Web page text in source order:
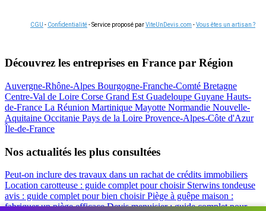
CGU - Confidentialité- Service proposé parViteUnDevis.com -Vous êtes un artisan ?
Découvrez les entreprises en France par Région
Auvergne-Rhône-Alpes Bourgogne-Franche-Comté Bretagne
Centre-Val de Loire Corse Grand Est Guadeloupe Guyane Hauts-
de-France La Réunion Martinique Mayotte Normandie Nouvelle-
Aquitaine Occitanie Pays de la Loire Provence-Alpes-Côte d'Azur
Île-de-France
Nos actualités les plus consultées
Peut-on inclure des travaux dans un rachat de crédits immobiliers
Location carotteuse : guide complet pour choisir Sterwins tondeuse
avis : guide complet pour bien choisirPiège à guêpe maison :
fabriquer un piège efficaceDevis menuisier : guide complet pour